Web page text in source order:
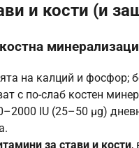
и кости (и
на калций и фосфор;
с по-слаб костен
IU (25–50 μg)
за стави и кости,